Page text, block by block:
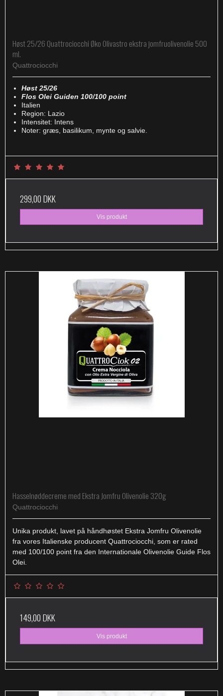
Høst 25/26 Quattrociocchi Øko Olivastro ekstra jomfruolivenolie 500
ml.
Quattrociocchi
Høst 25/26
Flos Olei Guiden 100/100 point
Italien
Region: Lazio
Intensitet: Intens
Noter: græs, basilikum, mynte og salvie.
299,00 DKK
Vis produkt
Hasselnøddecreme med Ekstra Jomfru Olivenolie 320g
Quattrociocchi
Unika produkt, lavet på håndhøstet Ekstra Jomfru Olivenolie
fra vores Italienske producent Quattrociocchi, som er rated
med 100/100 point fra den Internationale Olivenolie Guide Flos
Olei.
149,00 DKK
Vis produkt